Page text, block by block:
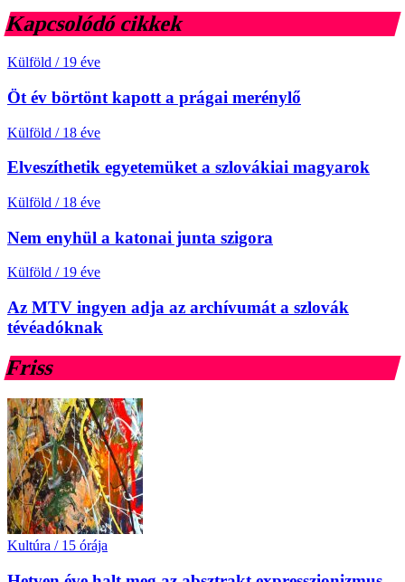
Kapcsolódó cikkek
Külföld / 19 éve
Öt év börtönt kapott a prágai merénylő
Külföld / 18 éve
Elveszíthetik egyetemüket a szlovákiai magyarok
Külföld / 18 éve
Nem enyhül a katonai junta szigora
Külföld / 19 éve
Az MTV ingyen adja az archívumát a szlovák
tévéadóknak
Friss
Kultúra / 15 órája